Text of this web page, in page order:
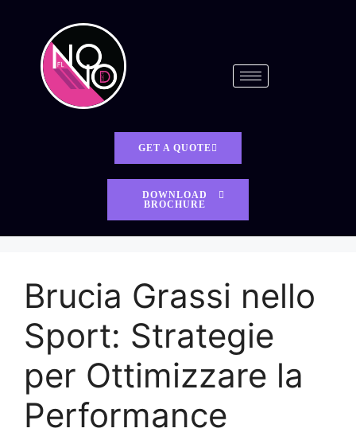
GET A QUOTE
DOWNLOAD
BROCHURE
Brucia Grassi nello
Sport: Strategie
per Ottimizzare la
Performance